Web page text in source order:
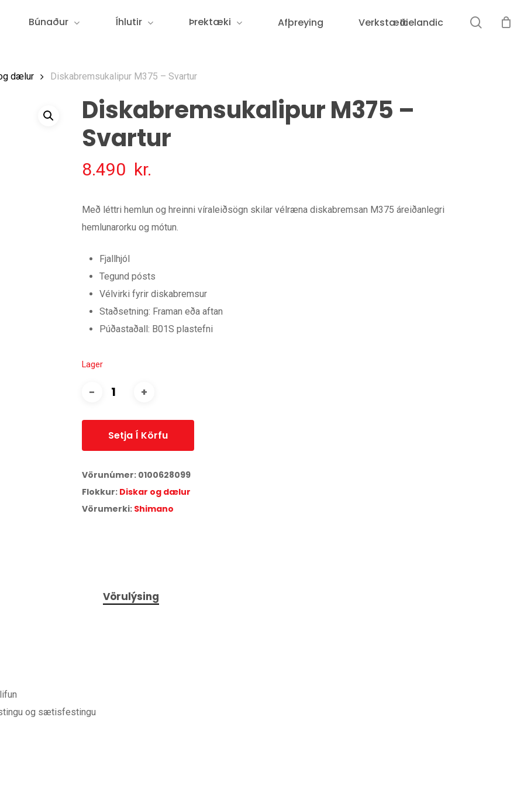
Búnaður Íhlutir Þrektæki Afþreying VerkstæðiIcelandic
dælur Diskabremsukalipur M375 – Svartur
Diskabremsukalipur M375 –
Svartur
8.490 kr.
Með léttri hemlun og hreinni víraleiðsögn skilar vélræna diskabremsan M375 áreiðanlegri
hemlunarorku og mótun.
Fjallhjól
Tegund pósts
Vélvirki fyrir diskabremsur
Staðsetning: Framan eða aftan
Púðastaðall: B01S plastefni
Lager
Setja Í Körfu
Vörunúmer: 0100628099
Flokkur: Diskar og dælur
Vörumerki: Shimano
Vörulýsing
og sætisfestingu